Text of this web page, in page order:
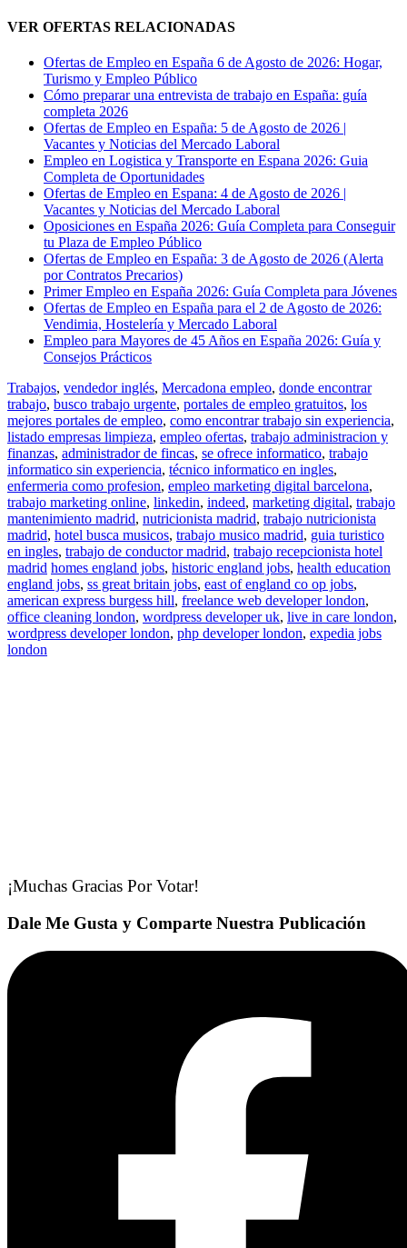
VER OFERTAS RELACIONADAS
Ofertas de Empleo en España 6 de Agosto de 2026: Hogar,
Turismo y Empleo Público
Cómo preparar una entrevista de trabajo en España: guía
completa 2026
Ofertas de Empleo en España: 5 de Agosto de 2026 |
Vacantes y Noticias del Mercado Laboral
Empleo en Logistica y Transporte en Espana 2026: Guia
Completa de Oportunidades
Ofertas de Empleo en Espana: 4 de Agosto de 2026 |
Vacantes y Noticias del Mercado Laboral
Oposiciones en España 2026: Guía Completa para Conseguir
tu Plaza de Empleo Público
Ofertas de Empleo en España: 3 de Agosto de 2026 (Alerta
por Contratos Precarios)
Primer Empleo en España 2026: Guía Completa para Jóvenes
Ofertas de Empleo en España para el 2 de Agosto de 2026:
Vendimia, Hostelería y Mercado Laboral
Empleo para Mayores de 45 Años en España 2026: Guía y
Consejos Prácticos
Trabajos, vendedor inglés, Mercadona empleo, donde encontrar
trabajo, busco trabajo urgente, portales de empleo gratuitos, los
mejores portales de empleo, como encontrar trabajo sin experiencia,
listado empresas limpieza, empleo ofertas, trabajo administracion y
finanzas, administrador de fincas, se ofrece informatico, trabajo
informatico sin experiencia, técnico informatico en ingles,
enfermeria como profesion, empleo marketing digital barcelona,
trabajo marketing online, linkedin, indeed, marketing digital, trabajo
mantenimiento madrid, nutricionista madrid, trabajo nutricionista
madrid, hotel busca musicos, trabajo musico madrid, guia turistico
en ingles, trabajo de conductor madrid, trabajo recepcionista hotel
madrid homes england jobs, historic england jobs, health education
england jobs, ss great britain jobs, east of england co op jobs,
american express burgess hill, freelance web developer london,
office cleaning london, wordpress developer uk, live in care london,
wordpress developer london, php developer london, expedia jobs
london
¡Muchas Gracias Por Votar!
Dale Me Gusta y Comparte Nuestra Publicación